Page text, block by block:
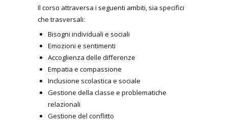
Il corso attraversa i seguenti ambiti, sia specifici
che trasversali:
Bisogni individuali e sociali
Emozioni e sentimenti
Accoglienza delle differenze
Empatia e compassione
Inclusione scolastica e sociale
Gestione della classe e problematiche
relazionali
Gestione del conflitto